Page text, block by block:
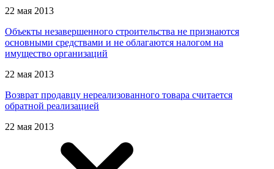
22 мая 2013
Объекты незавершенного строительства не признаются
основными средствами и не облагаются налогом на
имущество организаций
22 мая 2013
Возврат продавцу нереализованного товара считается
обратной реализацией
22 мая 2013